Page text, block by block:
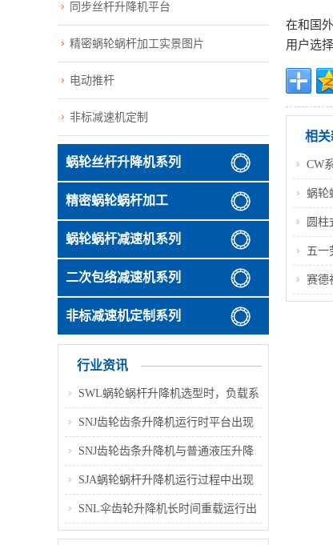
在和国
用户选
相关
CW
蜗轮
圆柱
五一
赛德
同步丝杆升降机平台
精密蜗轮蜗杆加工实景图片
电动推杆
非标减速机定制
蜗轮丝杆升降机系列
精密蜗轮蜗杆加工
蜗轮蜗杆减速机系列
二次包络减速机系列
非标减速机定制系列
行业资讯
SWL蜗轮蜗杆升降机选型时，负载系
数该如何合理选取？不同工况对应的
系数取值范围和选型要点是什么？
SNJ齿轮齿条升降机运行时平台出现
轻微倾斜、多台同步偏差变大，主要
诱因及整改方案是什么？
SNJ齿轮齿条升降机与普通液压升降
机相比，在高层连续升降作业场景中
具备哪些优势，适配哪些具体工况？
SJA蜗轮蜗杆升降机运行过程中出现
升降卡顿、动作不顺畅，常见诱因与
完整排查解决办法是什么？
SNL伞齿轮升降机长时间重载运行出
现升降速度轻微变慢，排查方向与优